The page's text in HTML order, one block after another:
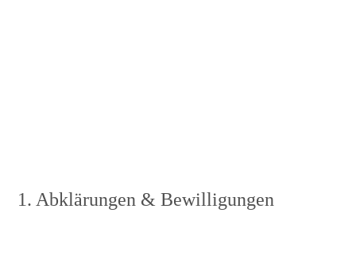
1. Abklärungen & Bewilligungen